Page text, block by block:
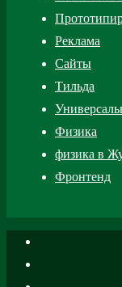
Реклама
Сайты
Тильда
Физика
физика в
Фронтенд